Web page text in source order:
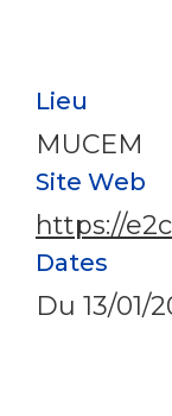
Lieu
MUCEM
Site Web
https://
Dates
Du 13/01/